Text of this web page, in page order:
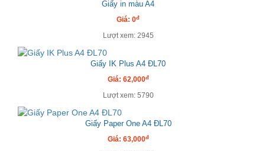
Giấy in màu A4
Giá: 0đ
Lượt xem: 2945
Giấy IK Plus A4 ĐL70
Giá: 62,000đ
Lượt xem: 5790
Giấy Paper One A4 ĐL70
Giá: 63,000đ